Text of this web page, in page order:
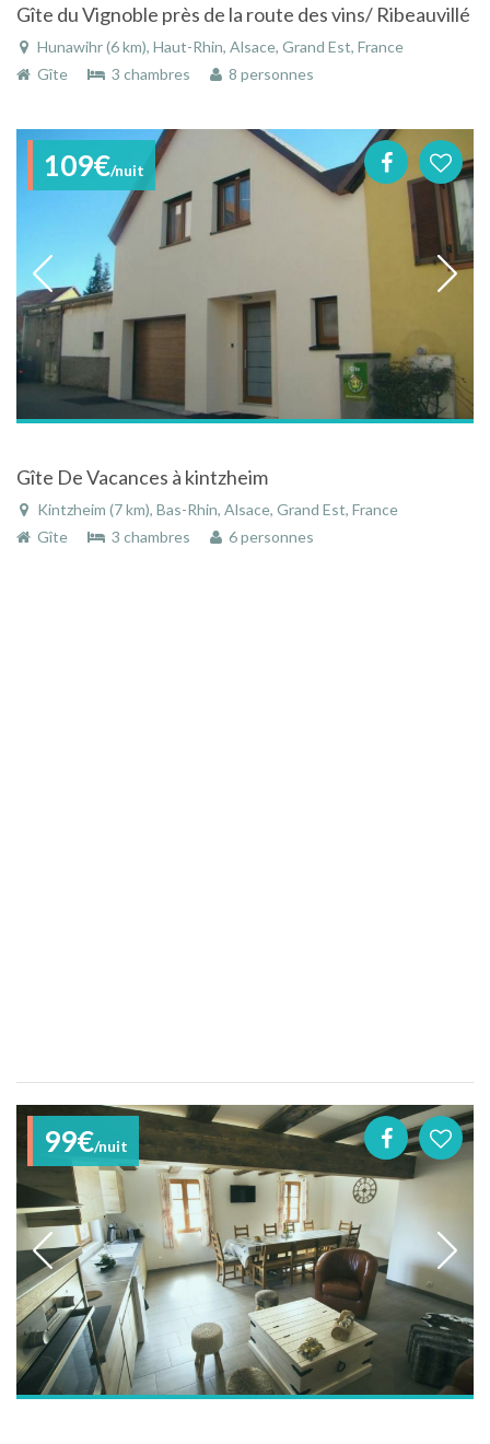
Gîte du Vignoble près de la route des vins/ Ribeauvillé
Hunawihr (6 km), Haut-Rhin, Alsace, Grand Est, France
Gîte
3 chambres 8 personnes
109€/nuit
Gîte De Vacances à kintzheim
Kintzheim (7 km), Bas-Rhin, Alsace, Grand Est, France
Gîte
3 chambres 6 personnes
99€/nuit